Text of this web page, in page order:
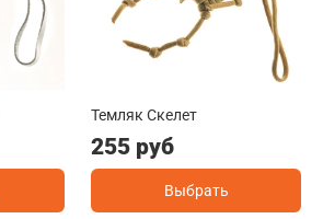
Темляк Скелет
255 руб
Выбрать